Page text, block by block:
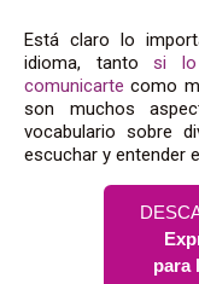
Está claro lo
idioma, tantosi lo
comunicarte como
son muchos
vocabulario sobre
escuchar y entender
para